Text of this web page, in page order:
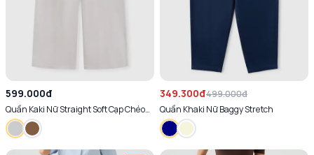
599.000đ
Quần Kaki Nữ Straight Soft Cạp Chéo
Mềm Mại Thoáng Khí Co Giãn Nhẹ
Nhàng
349.300đ499.000đ
Quần Khaki Nữ Baggy Stretch